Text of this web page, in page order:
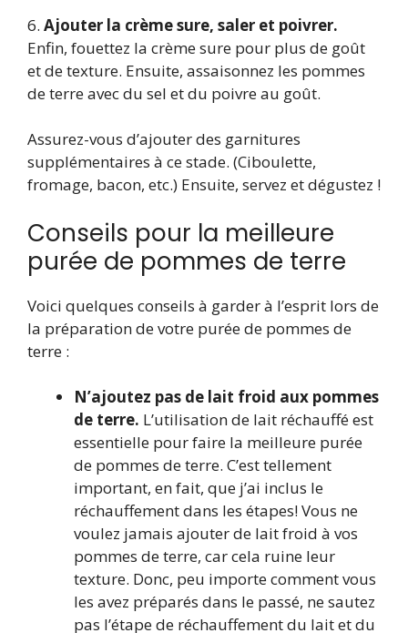
6. Ajouter la crème sure, saler et poivrer.
Enfin, fouettez la crème sure pour plus de goût
et de texture. Ensuite, assaisonnez les pommes
de terre avec du sel et du poivre au goût.
Assurez-vous d’ajouter des garnitures
supplémentaires à ce stade. (Ciboulette,
fromage, bacon, etc.) Ensuite, servez et dégustez !
Conseils pour la meilleure
purée de pommes de terre
Voici quelques conseils à garder à l’esprit lors de
la préparation de votre purée de pommes de
terre :
N’ajoutez pas de lait froid aux pommes
de terre. L’utilisation de lait réchauffé est
essentielle pour faire la meilleure purée
de pommes de terre. C’est tellement
important, en fait, que j’ai inclus le
réchauffement dans les étapes! Vous ne
voulez jamais ajouter de lait froid à vos
pommes de terre, car cela ruine leur
texture. Donc, peu importe comment vous
les avez préparés dans le passé, ne sautez
pas l’étape de réchauffement du lait et du